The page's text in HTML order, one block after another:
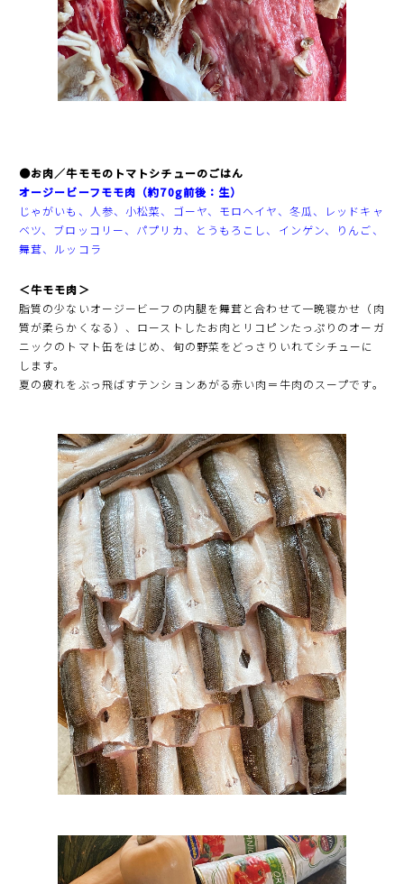
●お肉／牛モモのトマトシチューのごはん
オージービーフモモ肉（約70g前後：生）
じゃがいも、人参、小松菜、ゴーヤ、モロヘイヤ、冬瓜、レッドキャ
ベツ、ブロッコリー、パプリカ、とうもろこし、インゲン、りんご、
舞茸、ルッコラ
＜牛モモ肉＞
脂質の少ないオージービーフの内腿を舞茸と合わせて一晩寝かせ（肉
質が柔らかくなる）、ローストしたお肉とリコピンたっぷりのオーガ
ニックのトマト缶をはじめ、旬の野菜をどっさりいれてシチューに
します。
夏の疲れをぶっ飛ばすテンションあがる赤い肉＝牛肉のスープです。